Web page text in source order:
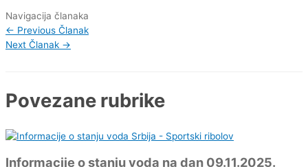
Navigacija članaka
← Previous Članak
Next Članak →
Povezane rubrike
Informacije o stanju voda na dan 09.11.2025.